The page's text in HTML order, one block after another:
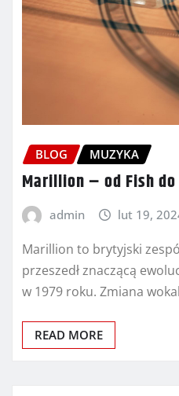
BLOG MUZYKA
Marillion – od Fish
admin lut 19,
Marillion to brytyjski
przeszedł znaczącą
w 1979 roku. Zmiana
READ MORE